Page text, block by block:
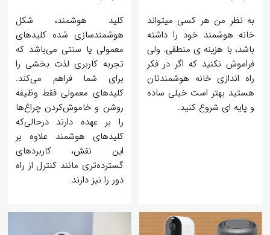
به نظر من هر کسی میتواند
خانه هوشمند خود را داشته
باشد، با هزینه ی منطقی. ولی
فراموش نکنید که اگر در فکر
راه اندازی خانه هوشمندتان
هستید بهتر است خیلی ساده
و پایه ای شروع کنید.
کلید هوشمند، شکل
هوشمندسازی شده کلیدهای
معمولی یا سنتی می‌باشد که
تجربه کاربری لذت بخشی را
برای شما فراهم می‌کند.
کلیدهای معمولی فقط وظیفه
روشن و خاموش‌کردن چراغ‌ها
را بر عهده دارند درحالی‌که
کلیدهای هوشمند علاوه بر
این نقش، کاربردهای
گسترده‌تری مانند کنترل از راه
دور را نیز دارند.